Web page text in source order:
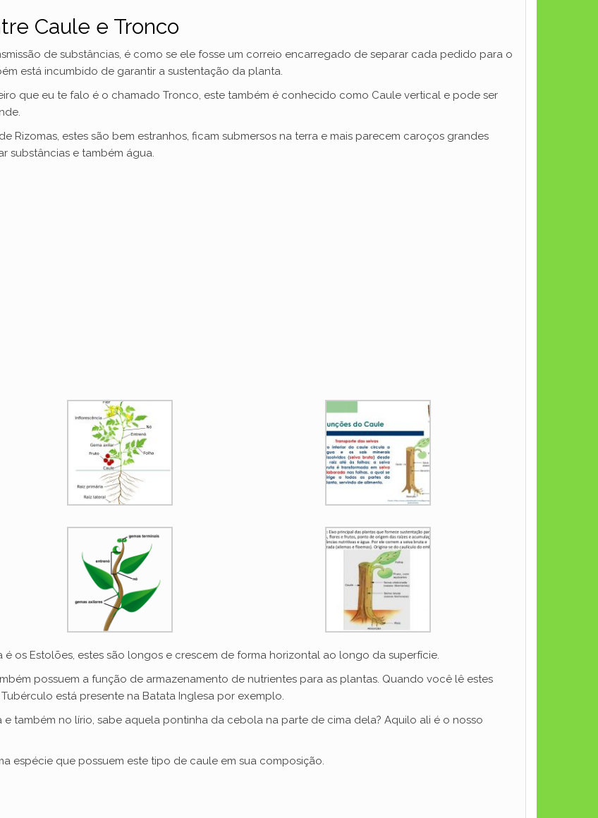
Caule e Tronco
de substâncias, é como se ele fosse um correio encarregado de separar cada pedido para o
está incumbido de garantir a sustentação da planta.
que eu te falo é o chamado Tronco, este também é conhecido como Caule vertical e pode ser
Rizomas, estes são bem estranhos, ficam submersos na terra e mais parecem caroços grandes
substâncias e também água.
os Estolões, estes são longos e crescem de forma horizontal ao longo da superfície.
possuem a função de armazenamento de nutrientes para as plantas. Quando você lê estes
está presente na Batata Inglesa por exemplo.
também no lírio, sabe aquela pontinha da cebola na parte de cima dela? Aquilo ali é o nosso
espécie que possuem este tipo de caule em sua composição.